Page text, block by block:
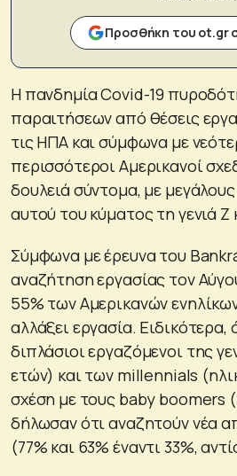
Προσθήκη του ot.gr
Η πανδημία Covid-19
παραιτήσεων από θέσεις
τις ΗΠΑ και σύμφωνα με
περισσότεροι Αμερικανοί
δουλειά σύντομα, με
αυτού του κύματος τη γενιά
Σύμφωνα με έρευνα του
αναζήτηση εργασίας τον
55% των Αμερικανών
αλλάξει εργασία.
διπλάσιοι εργαζόμενοι της
ετών) και των millennials
σχέση με τους baby boomers
δήλωσαν ότι αναζητούν νέα
(77% και 63% έναντι 33%,